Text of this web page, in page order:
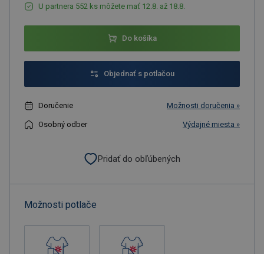
U partnera 552 ks môžete mať 12.8. až 18.8.
Do košíka
Objednať s potlačou
Doručenie Možnosti doručenia »
Osobný odber Výdajné miesta »
Pridať do obľúbených
Možnosti potlače